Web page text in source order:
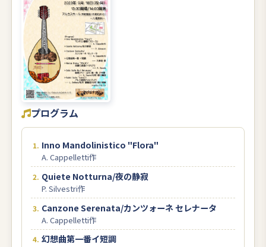
プログラム
Inno Mandolinistico "Flora"
A. Cappelletti作
Quiete Notturna/夜の静寂
P. Silvestri作
Canzone Serenata/カンツォーネ セレナータ
A. Cappelletti作
幻想曲第一番イ短調